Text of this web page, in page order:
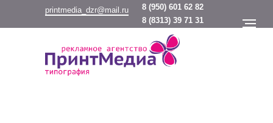
8 (950) 601 62 82
printmedia_dzr@mail.ru
8 (8313) 39 71 31